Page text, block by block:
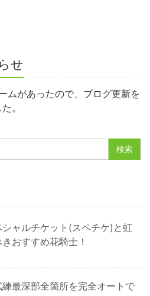
せ
ムがあったので、ブログ更新を
。
シャルチケット(スペチケ)と虹
おすすめ花騎士！
練最深部全箇所を完全オートで